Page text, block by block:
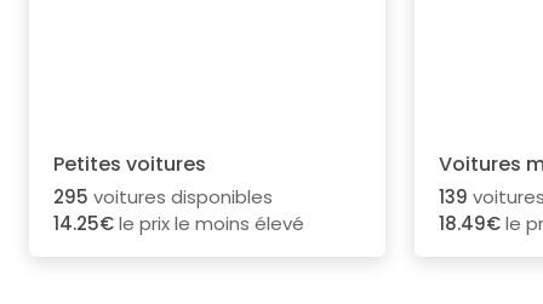
Petites voitures
295 voitures disponibles
14.25€le prix le moins élevé
Voitures
139
18.49€le